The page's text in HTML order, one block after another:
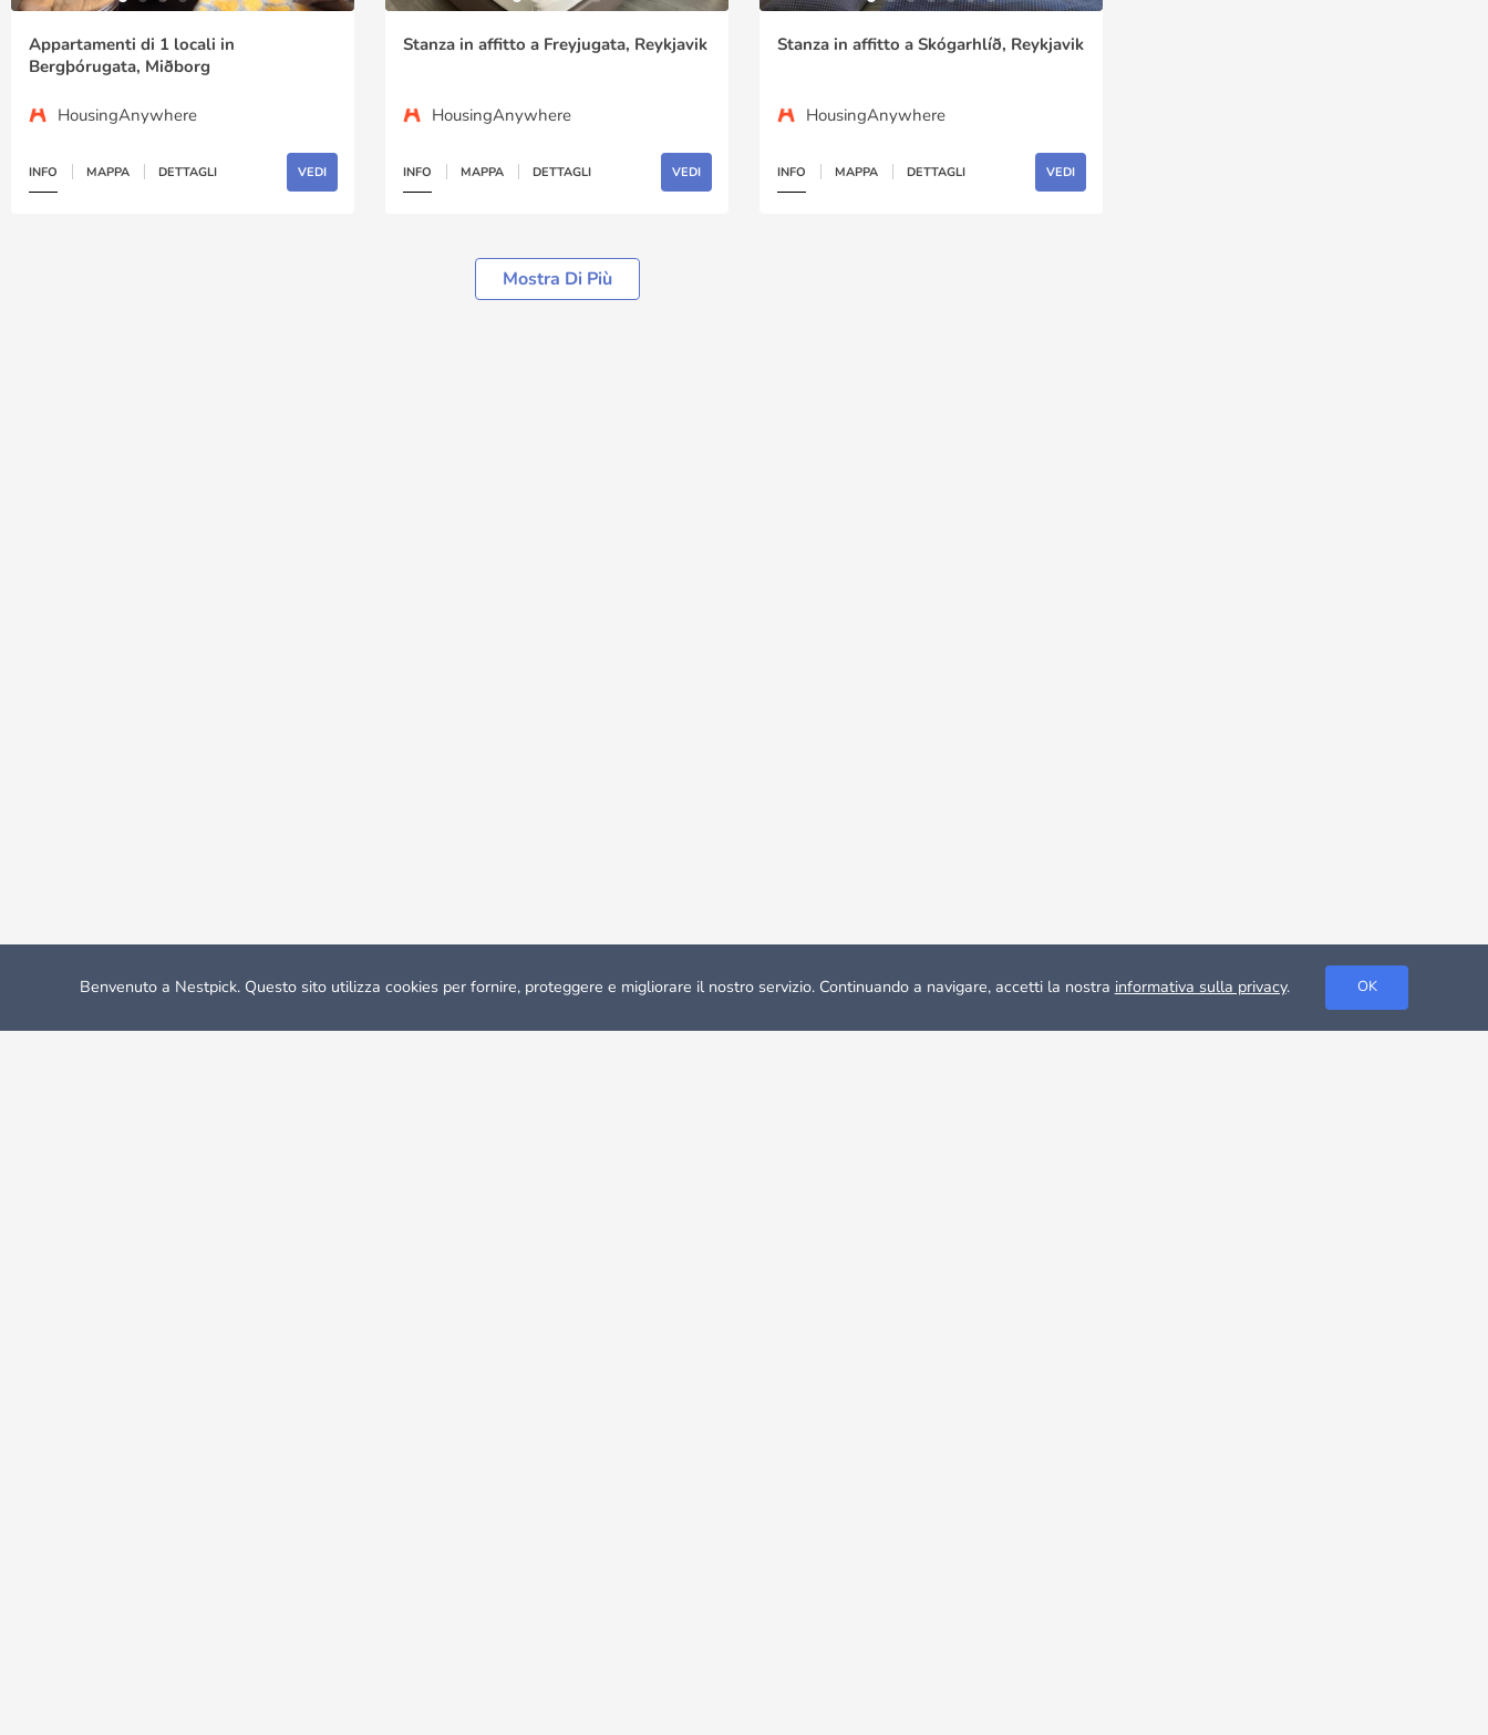
Appartamenti di 1 locali in
Bergþórugata, Miðborg
HousingAnywhere
INFO MAPPA DETTAGLI VEDI
Stanza in affitto a Freyjugata, Reykjavik
HousingAnywhere
INFO MAPPA DETTAGLI VEDI
Stanza in affitto a Skógarhlíð, Reykjavik
HousingAnywhere
INFO MAPPA DETTAGLI VEDI
Mostra Di Più
Benvenuto a Nestpick. Questo sito utilizza cookies per fornire, proteggere e migliorare il nostro servizio. Continuando a navigare, accetti la nostra informativa sulla privacy. OK